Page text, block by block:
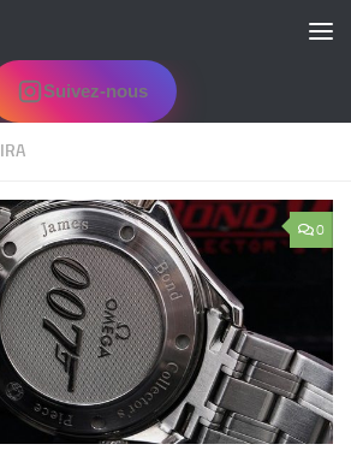
Suivez-nous
0